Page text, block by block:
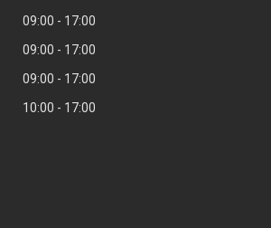
09:00
17:00
09:00
17:00
09:00
17:00
10:00 17:00